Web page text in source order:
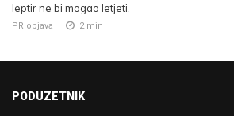
leptir ne bi mogao letjeti.
PR objava 2 min
PODUZETNIK